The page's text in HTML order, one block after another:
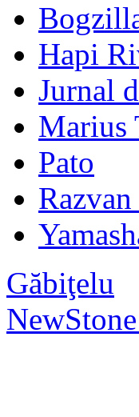
Hapi
Jurnal
Marius
Pato
Razvan
Găbiţelu